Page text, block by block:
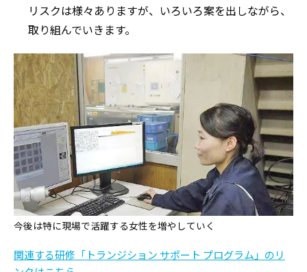
リスクは様々ありますが、いろいろ案を出しながら、
取り組んでいきます。
今後は特に現場で活躍する女性を増やしていく
関連する研修「トランジション サポート プログラム」のリ